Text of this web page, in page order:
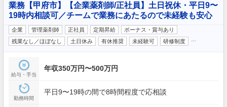
業務【甲府市】【企業薬剤師/正社員】土日祝休・平日9〜
19時内相談可／チームで業務にあたるので未経験も安心
企業 管理薬剤師 正社員 定期昇給
ボーナス・賞与あり
残業なし／ほぼなし
土日休み 有休推奨 未経験可 研修制度
給与・手当
年収350万円〜500万円
勤務時間
平日9〜19時の間で8時間程度で応相談